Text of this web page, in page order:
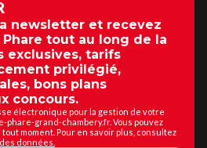
newsletter et recevez
tout au long de la
exclusives, tarifs
privilégié,
bons plans
concours.
électronique pour la gestion de votre
phare-grand-chambery.fr. Vous pouvez
moment. Pour en savoir plus, consultez
données.